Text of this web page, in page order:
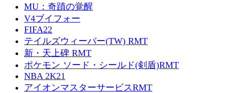
MU：奇蹟の覚醒
V4ブイフォー
FIFA22
テイルズウィーバー(TW) RMT
新・天上碑 RMT
ポケモン ソード・シールド(剣盾)RMT
NBA 2K21
アイオンマスターサービスRMT